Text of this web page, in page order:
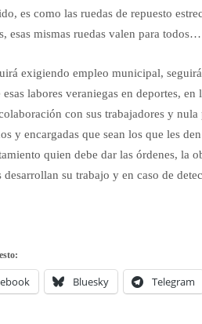
es como las ruedas de repuesto
esas mismas ruedas valen para todos…
exigiendo empleo municipal,
esas labores veraniegas en deportes,
con sus trabajadores y
y encargadas que sean los que les
quien debe dar las órdenes, la
desarrollan su trabajo y en caso de
Bluesky Telegram